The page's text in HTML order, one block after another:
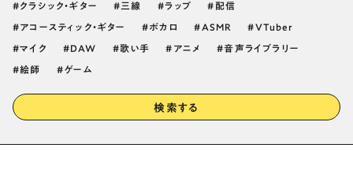
クラシック・ギター 三線 ラップ 配信
アコースティック・ギター ボカロ ASMR VTuber
マイク DAW 歌い手 アニメ 音声ライブラリー
絵師 ゲーム
検索する